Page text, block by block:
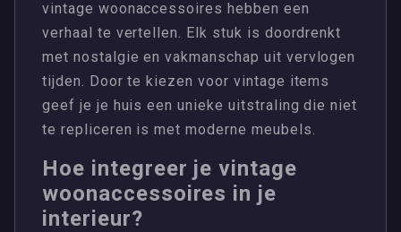
vintage woonaccessoires hebben een
verhaal te vertellen. Elk stuk is doordrenkt
met nostalgie en vakmanschap uit vervlogen
tijden. Door te kiezen voor vintage items
geef je je huis een unieke uitstraling die niet
te repliceren is met moderne meubels.
Hoe integreer je vintage
woonaccessoires in je
interieur?